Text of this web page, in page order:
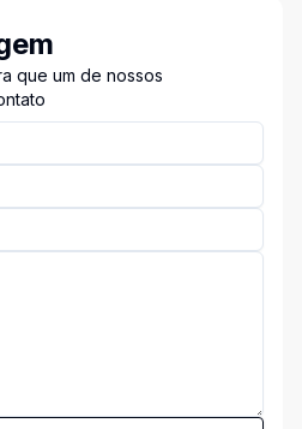
que um de nossos